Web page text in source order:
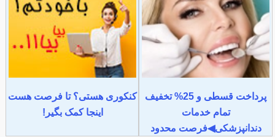
پرداخت قسطی و 25% تخفیف
تمام خدمات
دندانپزشکی◀فرصت محدود
کنکوری هستی؟ تا فرصت هست
اینجا کمک بگیر!